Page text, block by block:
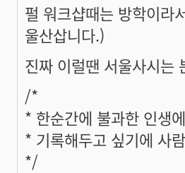
펄 워크샵때는 방학이라
울산삽니다.)
진짜 이럴땐 서울사시는
/*
* 한순간에 불과한 인생
* 기록해두고 싶기에 사
*/